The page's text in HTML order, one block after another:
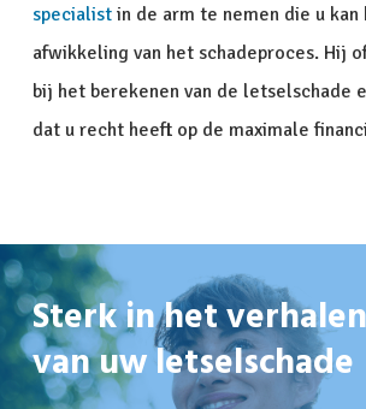
specialistin de arm te nemen die u kan
afwikkeling van het schadeproces. Hij
bij het berekenen van de letselschade
dat u recht heeft op de maximale
Sterk in het verhalen
van uw letselschade